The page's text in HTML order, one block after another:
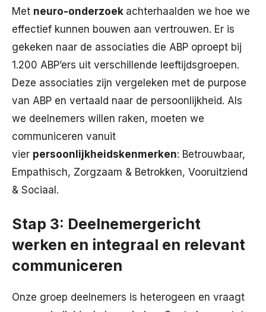
Met neuro-onderzoek achterhaalden we hoe we
effectief kunnen bouwen aan vertrouwen. Er is
gekeken naar de associaties die ABP oproept bij
1.200 ABP’ers uit verschillende leeftijdsgroepen.
Deze associaties zijn vergeleken met de purpose
van ABP en vertaald naar de persoonlijkheid. Als
we deelnemers willen raken, moeten we
communiceren vanuit
vier persoonlijkheidskenmerken: Betrouwbaar,
Empathisch, Zorgzaam & Betrokken, Vooruitziend
& Sociaal.
Stap 3: Deelnemergericht
werken en integraal en relevant
communiceren
Onze groep deelnemers is heterogeen en vraagt